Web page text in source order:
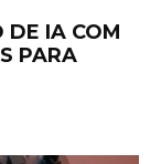
DE IA COM
PARA